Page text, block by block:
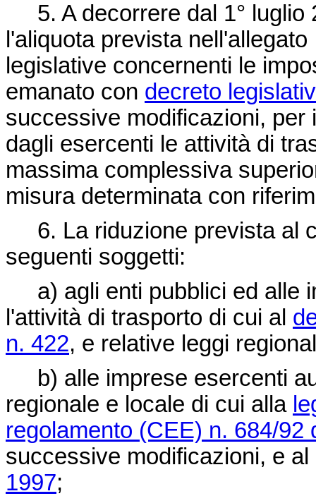
5. A decorrere dal 1° luglio
l'aliquota prevista
legislative concernenti le
emanato con decreto
successive modificazioni,
dagli esercenti le attività di
massima complessiva
misura determinata con
6. La riduzione prevista al
seguenti soggetti:
a) agli enti pubblici ed alle
l'attività di trasporto di cui al
n. 422, e relative leggi
b) alle imprese esercenti
regionale e locale di cui alla
regolamento (CEE) n. 684/
successive modificazioni, e
1997;